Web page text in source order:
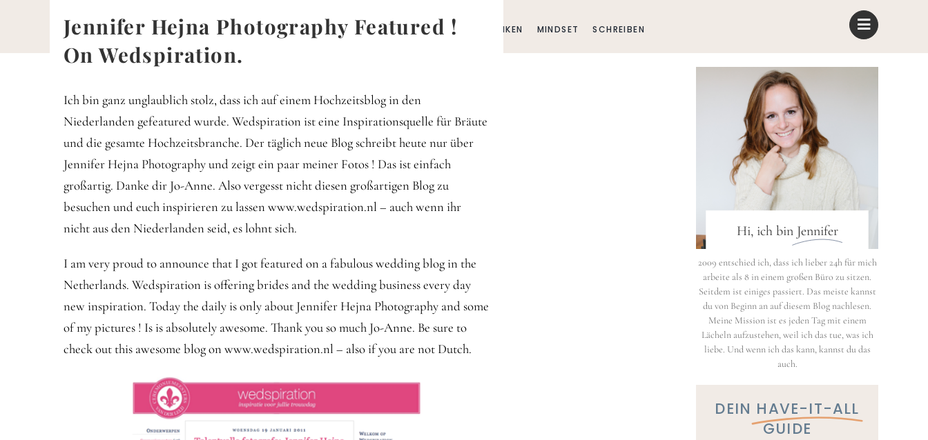
HOME BLOG BUSINESS FAMILIE GEDANKEN MINDSET SCHREIBEN
Jennifer Hejna Photography Featured !
On Wedspiration.
Ich bin ganz unglaublich stolz, dass ich auf einem Hochzeitsblog in den
Niederlanden gefeatured wurde. Wedspiration ist eine Inspirationsquelle für Bräute
und die gesamte Hochzeitsbranche. Der täglich neue Blog schreibt heute nur über
Jennifer Hejna Photography und zeigt ein paar meiner Fotos ! Das ist einfach
großartig. Danke dir Jo-Anne. Also vergesst nicht diesen großartigen Blog zu
besuchen und euch inspirieren zu lassen www.wedspiration.nl – auch wenn ihr
nicht aus den Niederlanden seid, es lohnt sich.
I am very proud to announce that I got featured on a fabulous wedding blog in the
Netherlands. Wedspiration is offering brides and the wedding business every day
new inspiration. Today the daily is only about Jennifer Hejna Photography and some
of my pictures ! Is is absolutely awesome. Thank you so much Jo-Anne. Be sure to
check out this awesome blog on www.wedspiration.nl – also if you are not Dutch.
Hi, ich bin Jennifer
2009 entschied ich, dass ich lieber 24h für mich
arbeite als 8 in einem großen Büro zu sitzen.
Seitdem ist einiges passiert. Das meiste kannst
du von Beginn an auf diesem Blog nachlesen.
Meine Mission ist es jeden Tag mit einem
Lächeln aufzustehen, weil ich das tue, was ich
liebe. Und wenn ich das kann, kannst du das
auch.
DEIN HAVE-IT-ALL
GUIDE